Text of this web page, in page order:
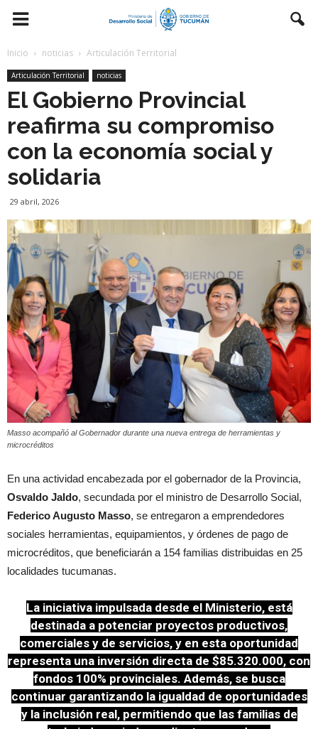
Inicio noticias Articulación Territorial
Articulación Territorial noticias
El Gobierno Provincial
reafirma su compromiso
con la economía social y
solidaria
29 abril, 2026
Masso acompañó al Gobernador durante una nueva entrega de herramientas y
microcréditos
En una actividad encabezada por el gobernador de la Provincia,
Osvaldo Jaldo, secundada por el ministro de Desarrollo Social,
Federico Augusto Masso, se entregaron a emprendedores
sociales herramientas, equipamientos, y órdenes de pago de
microcréditos, que beneficiarán a 154 familias distribuidas en 25
localidades tucumanas.
La iniciativa impulsada desde el Ministerio, está
destinada a potenciar proyectos productivos,
comerciales y de servicios, y en esta oportunidad
representa una inversión directa de $85.320.000, con
fondos 100% provinciales. Además, se busca
continuar garantizando la igualdad de oportunidades
y la inclusión real, permitiendo que las familias de